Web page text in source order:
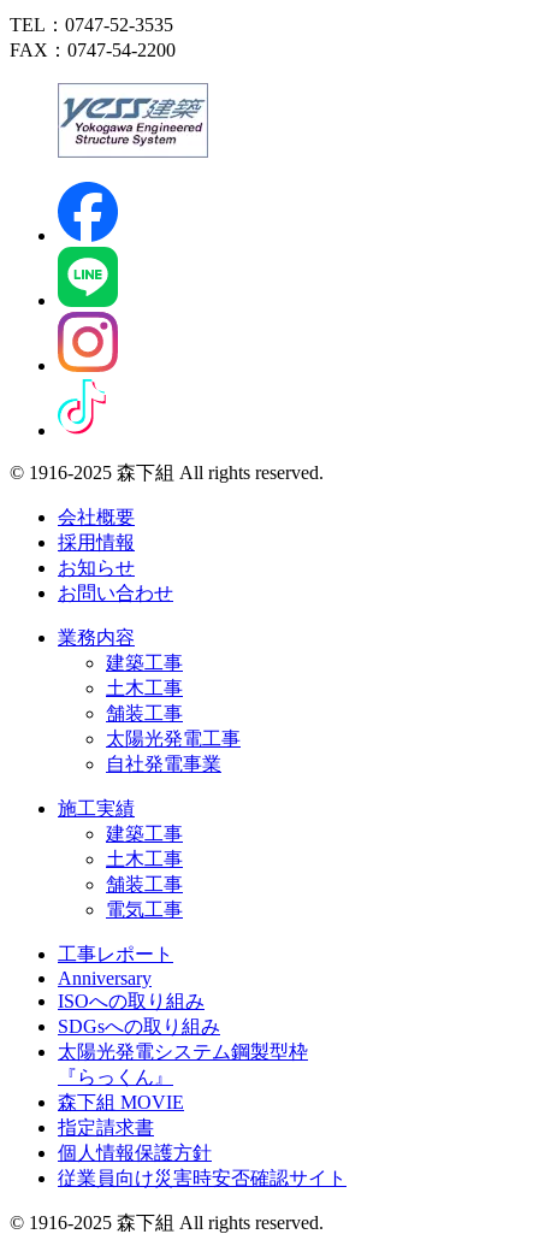
TEL：0747-52-3535
FAX：0747-54-2200
© 1916-2025 森下組 All rights reserved.
会社概要
採用情報
お知らせ
お問い合わせ
業務内容
建築工事
土木工事
舗装工事
太陽光発電工事
自社発電事業
施工実績
建築工事
土木工事
舗装工事
電気工事
工事レポート
Anniversary
ISOへの取り組み
SDGsへの取り組み
太陽光発電システム鋼製型枠
『らっくん』
森下組 MOVIE
指定請求書
個人情報保護方針
従業員向け災害時安否確認サイト
© 1916-2025 森下組 All rights reserved.